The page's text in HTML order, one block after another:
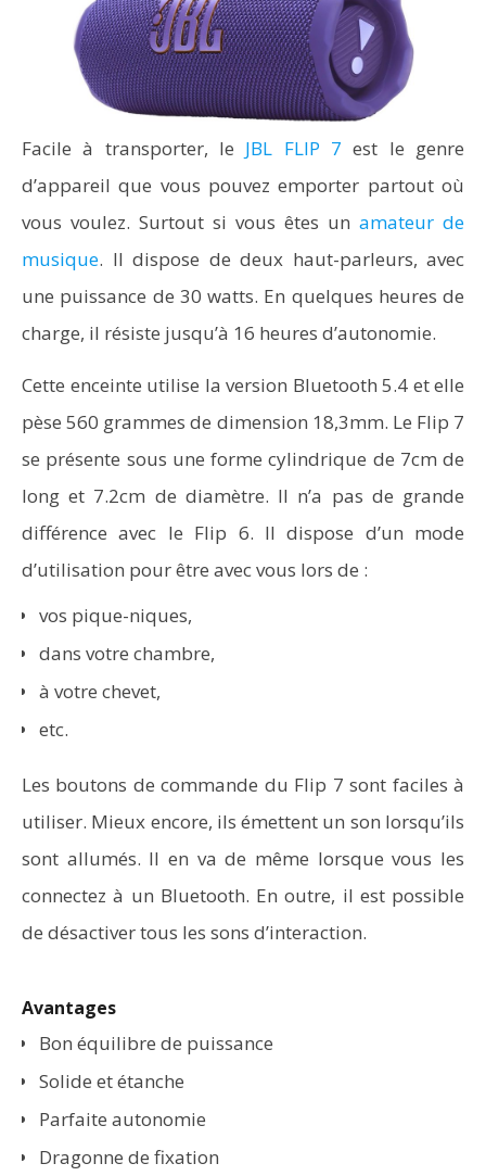
Facile à transporter, le JBL FLIP 7 est le genre
d’appareil que vous pouvez emporter partout où
vous voulez. Surtout si vous êtes un amateur de
musique. Il dispose de deux haut-parleurs, avec
une puissance de 30 watts. En quelques heures de
charge, il résiste jusqu’à 16 heures d’autonomie.
Cette enceinte utilise la version Bluetooth 5.4 et elle
pèse 560 grammes de dimension 18,3mm. Le Flip 7
se présente sous une forme cylindrique de 7cm de
long et 7.2cm de diamètre. Il n’a pas de grande
différence avec le Flip 6. Il dispose d’un mode
d’utilisation pour être avec vous lors de :
vos pique-niques,
dans votre chambre,
à votre chevet,
etc.
Les boutons de commande du Flip 7 sont faciles à
utiliser. Mieux encore, ils émettent un son lorsqu’ils
sont allumés. Il en va de même lorsque vous les
connectez à un Bluetooth. En outre, il est possible
de désactiver tous les sons d’interaction.
Avantages
Bon équilibre de puissance
Solide et étanche
Parfaite autonomie
Dragonne de fixation